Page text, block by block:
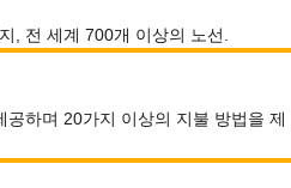
, 전 세계 700개 이상의 노선.
하며 20가지 이상의 지불 방법을 제